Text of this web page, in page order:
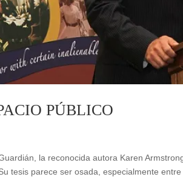
PÚBLICO
la reconocida autora Karen
tesis parece ser osada, especialmente